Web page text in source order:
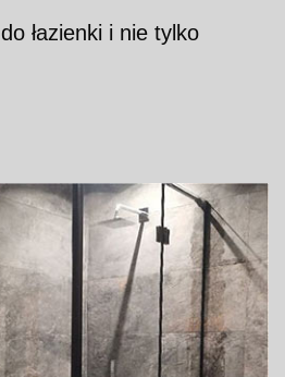
do łazienki i nie tylko